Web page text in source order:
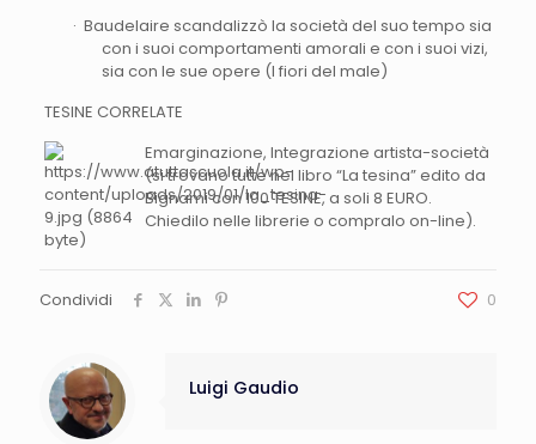
· Baudelaire scandalizzò la società del suo tempo sia
con i suoi comportamenti amorali e con i suoi vizi,
sia con le sue opere (I fiori del male)
TESINE CORRELATE
Emarginazione, Integrazione artista-società
(si trovano tutte nel libro “La tesina” edito da
Bignami con 100 TESINE, a soli 8 EURO.
Chiedilo nelle librerie o compralo on-line).
Condividi 0
Luigi Gaudio